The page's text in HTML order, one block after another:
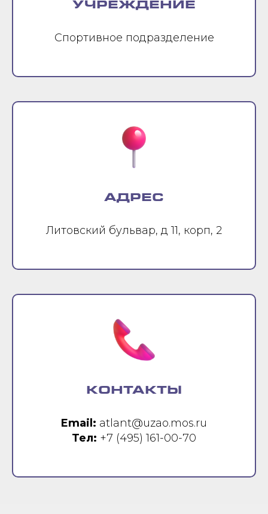
УЧРЕЖДЕНИЕ
Спортивное подразделение
АДРЕС
Литовский бульвар, д 11, корп, 2
КОНТАКТЫ
Email: atlant@uzao.mos.ru
Тел: +7 (495) 161-00-70